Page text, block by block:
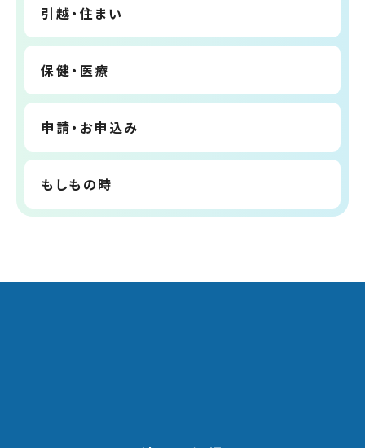
引越・住まい
保健・医療
申請・お申込み
もしもの時